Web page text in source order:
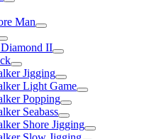
Man
II
Jigging
Light Game
Popping
Seabass
Shore Jigging